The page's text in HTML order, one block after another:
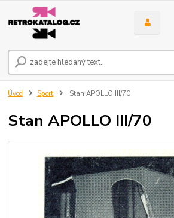
Úvod Sport Stan APOLLO III/70
Stan APOLLO III/70